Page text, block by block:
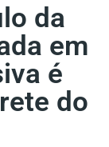
da
em
é
do